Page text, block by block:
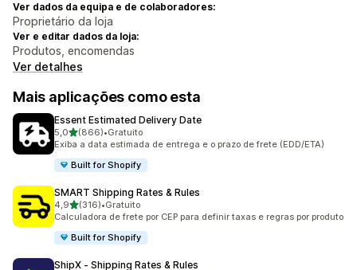
Ver dados da equipa e de colaboradores:
Proprietário da loja
Ver e editar dados da loja:
Produtos, encomendas
Ver detalhes
Mais aplicações como esta
Essent Estimated Delivery Date
5,0de 5 estrelas
(866)
866 total de avaliações
•Gratuito
Exiba a data estimada de entrega e o prazo de frete (EDD/ETA)
Built for Shopify
SMART Shipping Rates & Rules
4,9de 5 estrelas
(316)
316 total de avaliações
•Gratuito
Calculadora de frete por CEP para definir taxas e regras por produto
Built for Shopify
ShipX ‑ Shipping Rates & Rules